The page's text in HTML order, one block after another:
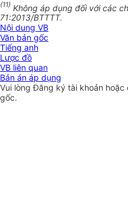
(11) Không áp dụng đối với các
71:2013/BTTTT.
Nội dung VB
Văn bản gốc
Tiếng anh
Lược đồ
VB liên quan
Bản án áp dụng
Vui lòngĐăng ký tài khoản hoặc
gốc.